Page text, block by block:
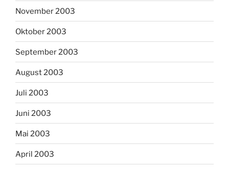
November 2003
Oktober 2003
September 2003
August 2003
Juli 2003
Juni 2003
Mai 2003
April 2003